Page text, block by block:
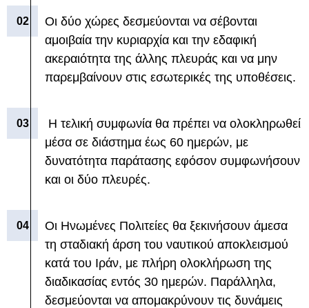
Οι δύο χώρες δεσμεύονται να σέβονται
αμοιβαία την κυριαρχία και την εδαφική
ακεραιότητα της άλλης πλευράς και να μην
παρεμβαίνουν στις εσωτερικές της υποθέσεις.
Η τελική συμφωνία θα πρέπει να ολοκληρωθεί
μέσα σε διάστημα έως 60 ημερών, με
δυνατότητα παράτασης εφόσον συμφωνήσουν
και οι δύο πλευρές.
Οι Ηνωμένες Πολιτείες θα ξεκινήσουν άμεσα
τη σταδιακή άρση του ναυτικού αποκλεισμού
κατά του Ιράν, με πλήρη ολοκλήρωση της
διαδικασίας εντός 30 ημερών. Παράλληλα,
δεσμεύονται να απομακρύνουν τις δυνάμεις